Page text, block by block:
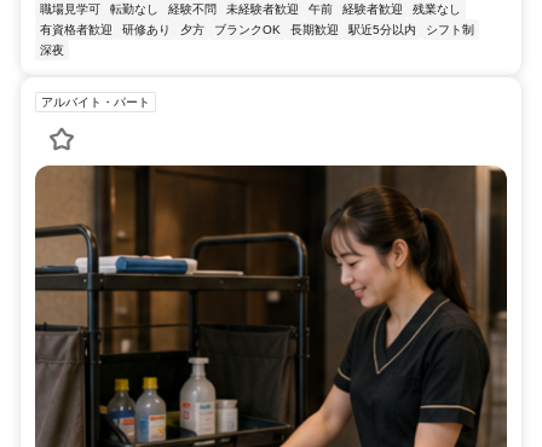
職場見学可
転勤なし 経験不問 未経験者歓迎 午前 経験者歓迎
残業なし
有資格者歓迎
研修あり 夕方 ブランクOK 長期歓迎 駅近5分以内
シフト制
深夜
アルバイト・パート